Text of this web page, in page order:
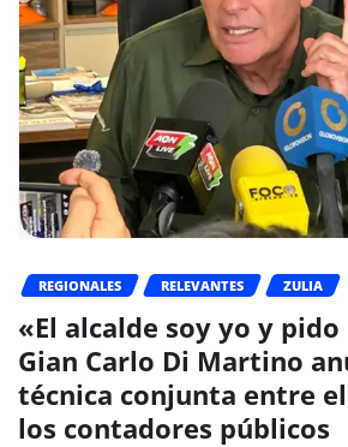
REGIONALES RELEVANTES ZULIA
«El alcalde soy yo y
Gian Carlo Di Martino
técnica conjunta entre
los contadores públicos